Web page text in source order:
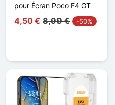
pour Écran Poco F4 GT
4,50 € 8,99 € -50%